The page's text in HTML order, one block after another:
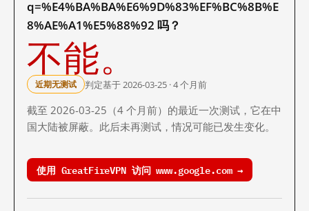
q=%E4%BA%BA%E6%9D%83%EF%BC%8B%E
8%AE%A1%E5%88%92 吗？
不能。
近期无测试 判定基于 2026-03-25 · 4 个月前
截至 2026-03-25（4 个月前）的最近一次测试，它在中
国大陆被屏蔽。此后未再测试，情况可能已发生变化。
使用 GreatFireVPN 访问 www.google.com →